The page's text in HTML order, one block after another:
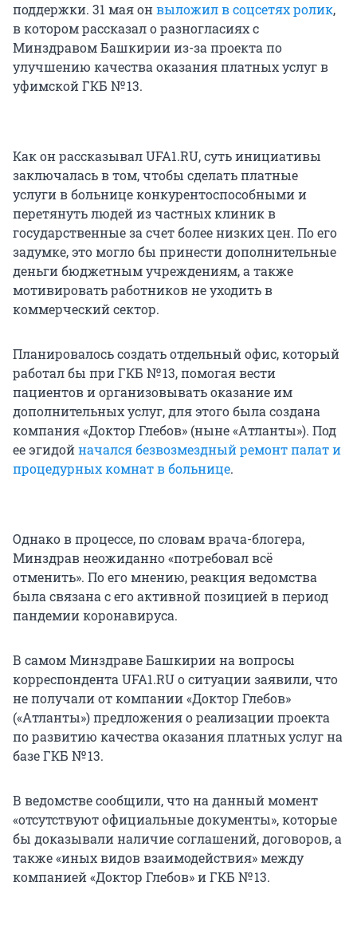
поддержки. 31 мая онвыложил в соцсетях ролик,
в котором рассказал о разногласиях с
Минздравом Башкирии из-за проекта по
улучшению качества оказания платных услуг в
уфимской ГКБ № 13.
Как он рассказывал UFA1.RU, суть инициативы
заключалась в том, чтобы сделать платные
услуги в больнице конкурентоспособными и
перетянуть людей из частных клиник в
государственные за счет более низких цен. По его
задумке, это могло бы принести дополнительные
деньги бюджетным учреждениям, а также
мотивировать работников не уходить в
коммерческий сектор.
Планировалось создать отдельный офис, который
работал бы при ГКБ № 13, помогая вести
пациентов и организовывать оказание им
дополнительных услуг, для этого была создана
компания «Доктор Глебов» (ныне «Атланты»). Под
ее эгидойначался безвозмездный ремонт палат и
процедурных комнат в больнице.
Однако в процессе, по словам врача-блогера,
Минздрав неожиданно «потребовал всё
отменить». По его мнению, реакция ведомства
была связана с его активной позицией в период
пандемии коронавируса.
В самом Минздраве Башкирии на вопросы
корреспондента UFA1.RU о ситуации заявили, что
не получали от компании «Доктор Глебов»
(«Атланты») предложения о реализации проекта
по развитию качества оказания платных услуг на
базе ГКБ № 13.
В ведомстве сообщили, что на данный момент
«отсутствуют официальные документы», которые
бы доказывали наличие соглашений, договоров, а
также «иных видов взаимодействия» между
компанией «Доктор Глебов» и ГКБ № 13.